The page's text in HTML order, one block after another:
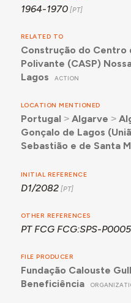
1964-1970
RELATED TO
Construção do Centro
Polivante (CASP)
Lagos
ACTION
LOCATION MENTIONED
Portugal ˃ Algarve ˃
Gonçalo de Lagos
Sebastião e de Santa
INITIAL REFERENCE
D1/2082
OTHER REFERENCES
PT FCG FCG:SPS-P0005
FILE PRODUCER
Fundação Calouste
Beneficiência